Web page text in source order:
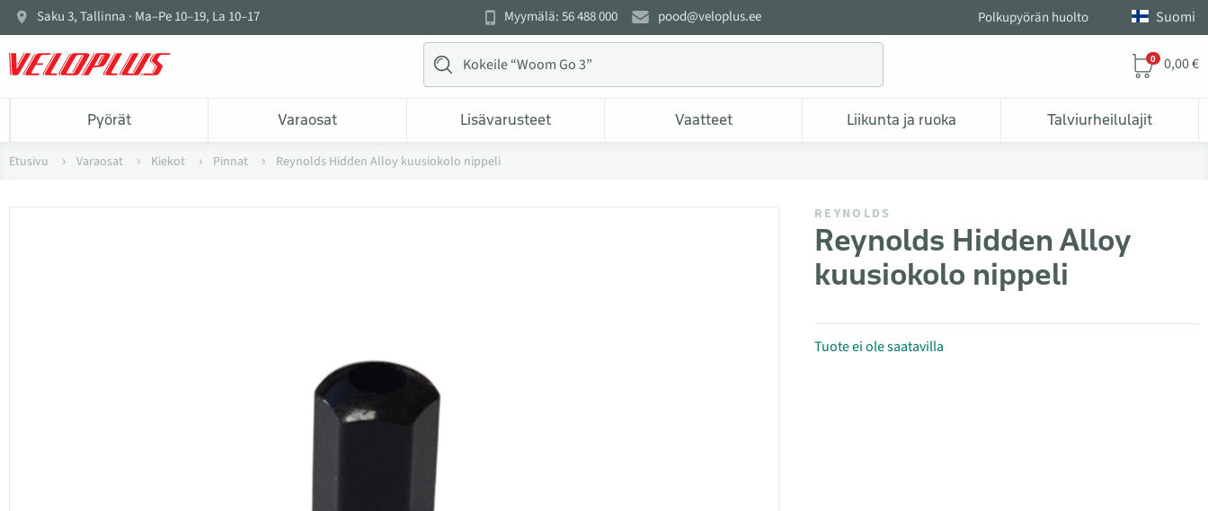
Saku 3, Tallinna · Ma–Pe 10–19, La 10–17 Myymälä: 56 488 000 pood@veloplus.ee Polkupyörän huolto Suomi
0 0,00 €
Pyörät Varaosat Lisävarusteet Vaatteet Liikunta ja ruoka Talviurheilulajit
Etusivu Varaosat Kiekot Pinnat Reynolds Hidden Alloy kuusiokolo nippeli
REYNOLDS
Reynolds Hidden Alloy
kuusiokolo nippeli
Tuote ei ole saatavilla